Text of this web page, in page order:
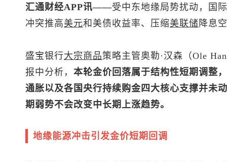
汇通财经APP讯——受中东地缘局势扰动，国
冲突推高美元和美债收益率、压缩美联储 降息
盛宝银行大宗商品策略主管奥勒·汉森（Ole
报中分析， 本轮金价回落属于结构性短期调整
通胀以及各国央行持续购金四大核心支撑并未
期弱势不会改变中长期上涨趋势。
地缘能源冲击引发金价短期回调